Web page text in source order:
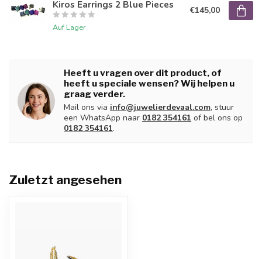
Kiros Earrings 2 Blue Pieces
Auf Lager
€145,00
Heeft u vragen over dit product, of
heeft u speciale wensen? Wij helpen u
graag verder.
Mail ons via info@juwelierdevaal.com, stuur
een WhatsApp naar 0182 354161 of bel ons op
0182 354161.
Zuletzt angesehen